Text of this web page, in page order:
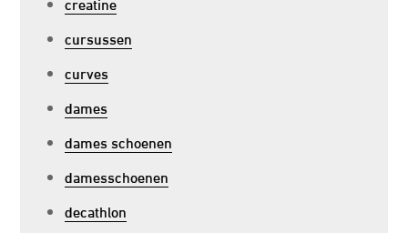
cursussen
curves
dames
dames schoenen
damesschoenen
decathlon